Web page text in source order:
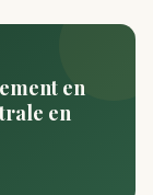
en
en